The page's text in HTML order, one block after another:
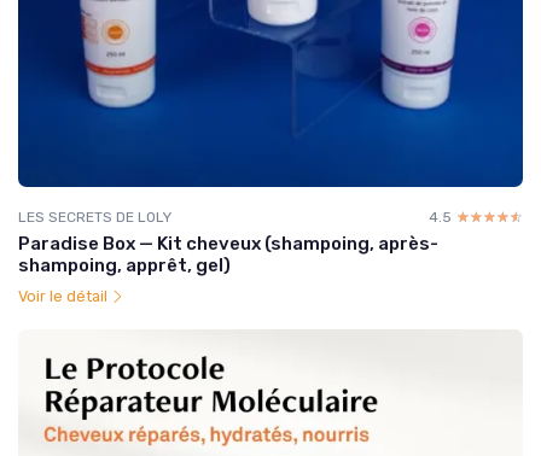
LES SECRETS DE LOLY 4.5 ☆☆☆☆☆
★★★★★
Paradise Box — Kit cheveux (shampoing, après-
shampoing, apprêt, gel)
Voir le détail